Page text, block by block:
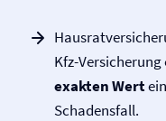
Kfz-Versicherung
exakten Wert
Schadensfall.